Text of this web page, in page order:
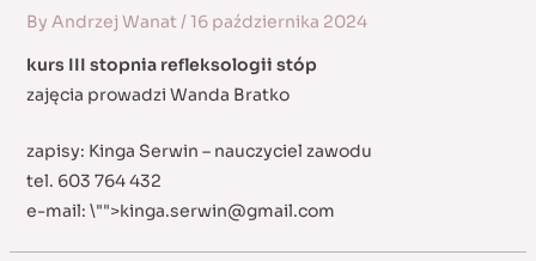
By Andrzej Wanat/16 października 2024
kurs III stopnia refleksologii stóp
zajęcia prowadzi Wanda Bratko
zapisy: Kinga Serwin – nauczyciel zawodu
tel. 603 764 432
e-mail: \"">kinga.serwin@gmail.com